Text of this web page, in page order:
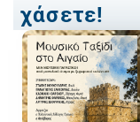
χάσετε!